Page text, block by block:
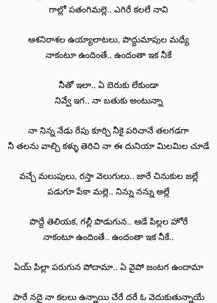
గాల్లో పతంగిమల్లె.. ఎగిరే కలలే నావి
ఆశనిరాశల ఉయ్యాలాటలు, పొద్దుమాపుల మధ్యే
నాకంటూ ఉందింతే.. ఉందంతా ఇక నీకే
నీతో ఇలా.. ఏ బెరుకు లేకుండా
నివ్వే ఇగ.. నా బతుకు అంటున్నా
నా నిన్న నేడు రేపు కూర్చి నీకై పరిచానే తలగడగా
నీ తలను వాల్చి కళ్ళు తెరిచి నా ఈ దునియా మిలమిల చూడే
వచ్చే మలుపులు, రస్తా వెలుగులు.. జారే చినుకుల జల్లే
పడుగూ పేకా మల్లె.. నిన్ను నన్ను అల్లే
పొద్దే తెలియక, గల్లీ పొడుగున.. ఆడే పిల్లల హోరే
నాకంటూ ఉందింతే.. ఉందంతా ఇక నీకే..
ఏయ్ పిల్లా పరుగున పోదామా.. ఏ వైపో జంటగ ఉందామా
పారే నదై నా కలలు ఉన్నాయి చేరే దరే ఓ వెదుకుతున్నాయే